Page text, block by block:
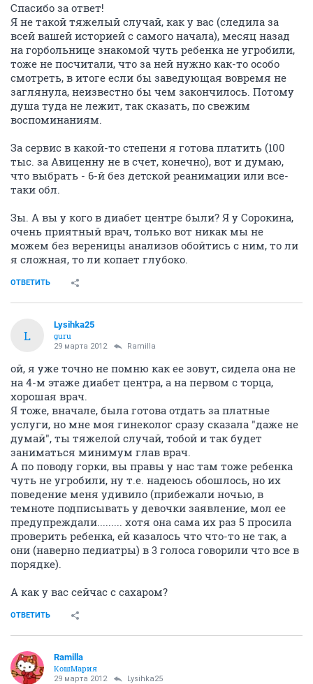
Спасибо за ответ!
Я не такой тяжелый случай, как у вас (следила за
всей вашей историей с самого начала), месяц назад
на горбольнице знакомой чуть ребенка не угробили,
тоже не посчитали, что за ней нужно как-то особо
смотреть, в итоге если бы заведующая вовремя не
заглянула, неизвестно бы чем закончилось. Потому
душа туда не лежит, так сказать, по свежим
воспоминаниям.
За сервис в какой-то степени я готова платить (100
тыс. за Авиценну не в счет, конечно), вот и думаю,
что выбрать - 6-й без детской реанимации или все-
таки обл.
Зы. А вы у кого в диабет центре были? Я у Сорокина,
очень приятный врач, только вот никак мы не
можем без вереницы анализов обойтись с ним, то ли
я сложная, то ли копает глубоко.
ОТВЕТИТЬ
L
Lysihka25
guru
29 марта 2012 Ramilla
ой, я уже точно не помню как ее зовут, сидела она не
на 4-м этаже диабет центра, а на первом с торца,
хорошая врач.
Я тоже, вначале, была готова отдать за платные
услуги, но мне моя гинеколог сразу сказала "даже не
думай", ты тяжелой случай, тобой и так будет
заниматься минимум глав врач.
А по поводу горки, вы правы у нас там тоже ребенка
чуть не угробили, ну т.е. надеюсь обошлось, но их
поведение меня удивило (прибежали ночью, в
темноте подписывать у девочки заявление, мол ее
предупреждали......... хотя она сама их раз 5 просила
проверить ребенка, ей казалось что что-то не так, а
они (наверно педиатры) в 3 голоса говорили что все в
порядке).
А как у вас сейчас с сахаром?
ОТВЕТИТЬ
Ramilla
КошМария
29 марта 2012 Lysihka25